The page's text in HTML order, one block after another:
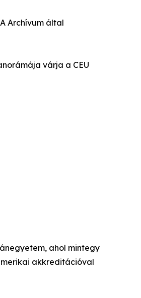
Archívum által
várja a CEU
ahol mintegy
akkreditációval